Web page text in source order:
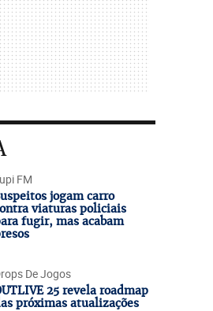
FM
jogam carro
viaturas policiais
fugir, mas acabam
De Jogos
25 revela roadmap
próximas atualizações